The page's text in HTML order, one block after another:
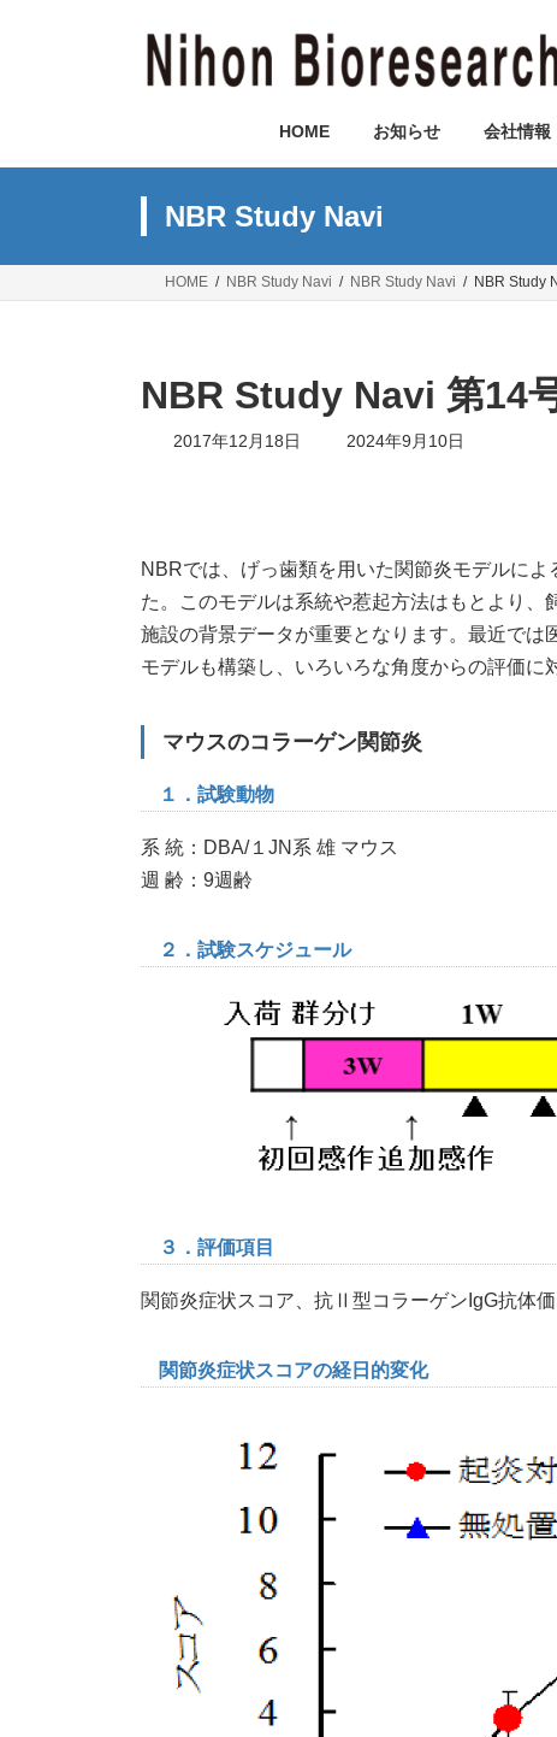
HOME お知らせ 会社情報
NBR Study Navi
HOME NBR Study Navi NBR Study Navi NBR Study
NBR Study Navi 第14
2017年12月18日
最
:
2024年9月10日
NBRでは、げっ歯類を用いた関節炎モデルに
た。このモデルは系統や惹起方法はもとより、
施設の背景データが重要となります。最近で
モデルも構築し、いろいろな角度からの評価に
マウスのコラーゲン関節炎
１．試験動物
系 統：DBA/１JN系 雄 マウス
週 齢：9週齢
２．試験スケジュール
３．評価項目
関節炎症状スコア、抗Ⅱ型コラーゲンIgG抗体
関節炎症状スコアの経日的変化